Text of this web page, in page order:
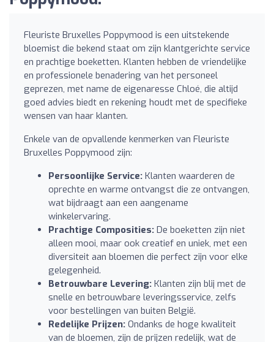
Fleuriste Bruxelles Poppymood is een uitstekende
bloemist die bekend staat om zijn klantgerichte service
en prachtige boeketten. Klanten hebben de vriendelijke
en professionele benadering van het personeel
geprezen, met name de eigenaresse Chloé, die altijd
goed advies biedt en rekening houdt met de specifieke
wensen van haar klanten.
Enkele van de opvallende kenmerken van Fleuriste
Bruxelles Poppymood zijn:
Persoonlijke Service: Klanten waarderen de
oprechte en warme ontvangst die ze ontvangen,
wat bijdraagt aan een aangename
winkelervaring.
Prachtige Composities: De boeketten zijn niet
alleen mooi, maar ook creatief en uniek, met een
diversiteit aan bloemen die perfect zijn voor elke
gelegenheid.
Betrouwbare Levering: Klanten zijn blij met de
snelle en betrouwbare leveringsservice, zelfs
voor bestellingen van buiten België.
Redelijke Prijzen: Ondanks de hoge kwaliteit
van de bloemen, zijn de prijzen redelijk, wat de